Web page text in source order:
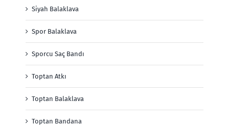
Siyah Balaklava
Spor Balaklava
Sporcu Saç Bandı
Toptan Atkı
Toptan Balaklava
Toptan Bandana